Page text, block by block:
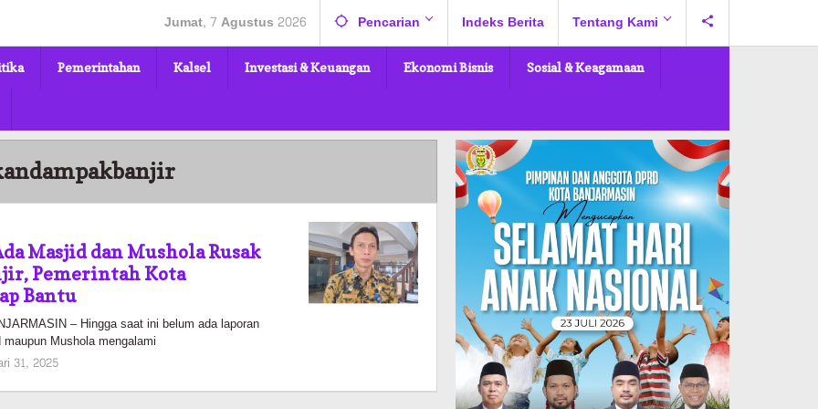
Jumat, 7 Agustus 2026 Pencarian Indeks Berita Tentang Kami
Pemerintahan Kalsel Investasi & Keuangan Ekonomi Bisnis Sosial & Keagamaan
Masjid dan Mushola Rusak
Pemerintah Kota
Bantu
– Hingga saat ini belum ada laporan
Mushola mengalami
31, 2025
Pimred